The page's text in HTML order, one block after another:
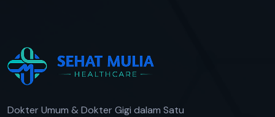
Dokter Umum & Dokter Gigi dalam Satu